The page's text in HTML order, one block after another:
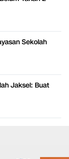
Sekolah
Jaksel: Buat